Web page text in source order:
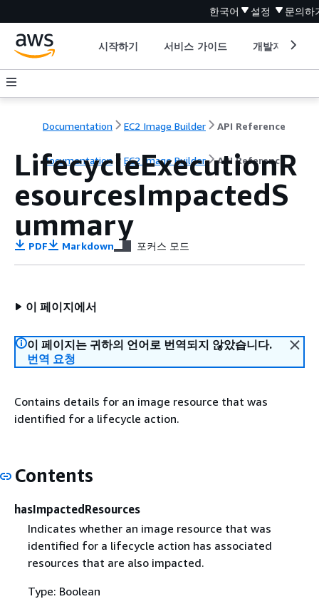
한국어 설정 문의하
시작하기 서비스 가이드 개발자 도구
Documentation EC2 Image Builder API Reference
Documentation EC2 Image Builder API Reference
LifecycleExecutionR
esourcesImpactedS
ummary
PDF Markdown 포커스 모드
이 페이지에서
이 페이지는 귀하의 언어로 번역되지 않았습니다.
번역 요청
Contains details for an image resource that was
identified for a lifecycle action.
Contents
hasImpactedResources
Indicates whether an image resource that was
identified for a lifecycle action has associated
resources that are also impacted.
Type: Boolean